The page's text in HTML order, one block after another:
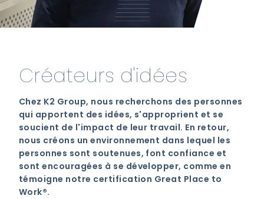
Créateurs d'idées
Chez K2 Group, nous recherchons des personnes
qui apportent des idées, s'approprient et se
soucient de l'impact de leur travail. En retour,
nous créons un environnement dans lequel les
personnes sont soutenues, font confiance et
sont encouragées à se développer, comme en
témoigne notre certification Great Place to
Work®.